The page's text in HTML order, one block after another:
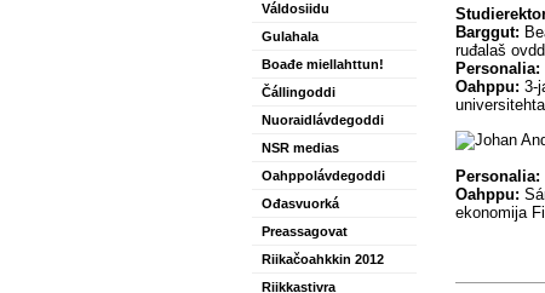
Váldosiidu
Gulahala
Boađe miellahttun!
Čállingoddi
Nuoraidlávdegoddi
NSR medias
Oahppolávdegoddi
Ođasvuorká
Preassagovat
Riikačoahkkin 2012
Riikkastivra
Barggut:
ruđalaš
Personalia:
Oahppu: 3-
Personalia:
Oahppu:
ekonomija